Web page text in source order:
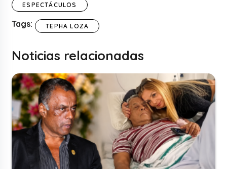
ESPECTÁCULOS
Tags: TEPHA LOZA
Noticias relacionadas